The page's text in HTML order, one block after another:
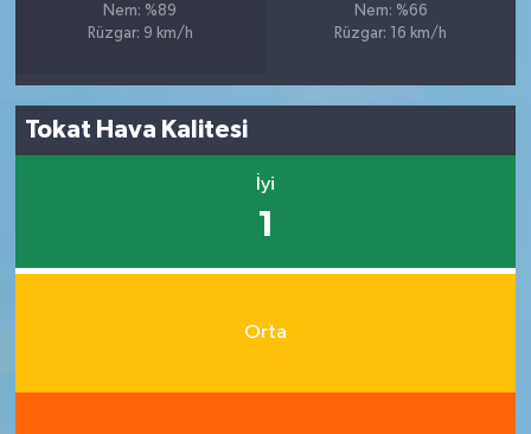
Nem: %89
Rüzgar: 9 km/h
Nem: %66
Rüzgar: 16 km/h
Tokat Hava Kalitesi
İyi
1
Orta